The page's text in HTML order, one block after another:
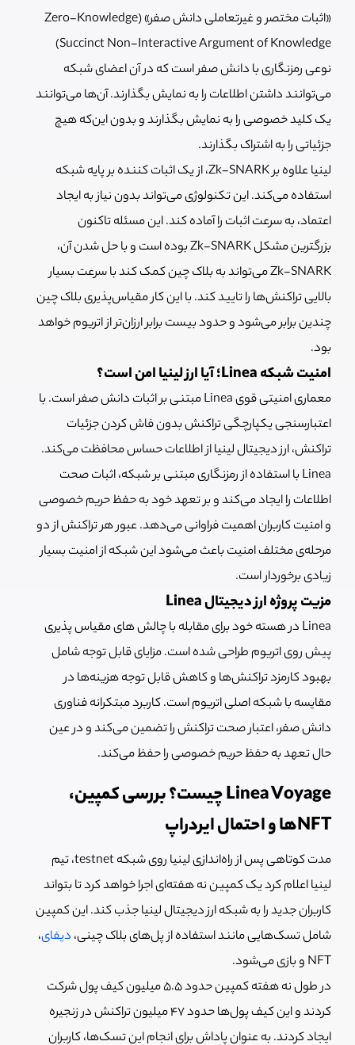
«اثبات مختصر و غیرتعاملی دانش صفر» (Zero-Knowledge
Succinct Non-Interactive Argument of Knowledge)
نوعی رمزنگاری با دانش صفر است که در آن اعضای شبکه
می‌توانند داشتن اطلاعات را به نمایش بگذارند. آن‌ها می‌توانند
یک کلید خصوصی را به نمایش بگذارند و بدون این‌که هیچ
جزئیاتی را به اشتراک بگذارند.
لینیا علاوه بر Zk-SNARK، از یک اثبات کننده بر پایه شبکه
استفاده می‌کند. این تکنولوژی می‌تواند بدون نیاز به ایجاد
اعتماد، به سرعت اثبات را آماده کند. این مسئله تاکنون
بزرگترین مشکل Zk-SNARK بوده است و با حل شدن آن،
Zk-SNARK می‌تواند به بلاک چین کمک کند با سرعت بسیار
بالایی تراکنش‌ها را تایید کند. با این کار مقیاس‌پذیری بلاک چین
چندین برابر می‌شود و حدود بیست برابر ارزان‌تر از اتریوم خواهد
بود.
امنیت شبکه Linea؛ آیا ارز لینیا امن است؟
معماری امنیتی قوی Linea مبتنی بر اثبات دانش صفر است. با
اعتبارسنجی یکپارچگی تراکنش بدون فاش کردن جزئیات
تراکنش، ارز دیجیتال لینیا از اطلاعات حساس محافظت می‌کند.
Linea با استفاده از رمزنگاری مبتنی بر شبکه، اثبات صحت
اطلاعات را ایجاد می‌کند و بر تعهد خود به حفظ حریم خصوصی
و امنیت کاربران اهمیت فراوانی می‌دهد. عبور هر تراکنش از دو
مرحله‌ی مختلف امنیت باعث می‌شود این شبکه از امنیت بسیار
زیادی برخوردار است.
مزیت پروژه ارز دیجیتال Linea
Linea در هسته خود برای مقابله با چالش های مقیاس پذیری
پیش روی اتریوم طراحی شده است. مزایای قابل توجه شامل
بهبود کارمزد تراکنش‌ها و کاهش قابل توجه هزینه‌ها در
مقایسه با شبکه اصلی اتریوم است. کاربرد مبتکرانه فناوری
دانش صفر، اعتبار صحت تراکنش را تضمین می‌کند و در عین
حال تعهد به حفظ حریم خصوصی را حفظ می‌کند.
Linea Voyage چیست؟ بررسی کمپین،
NFTها و احتمال ایردراپ
مدت کوتاهی پس از راه‌اندازی لینیا روی شبکه testnet، تیم
لینیا اعلام کرد یک کمپین نه هفته‌ای اجرا خواهد کرد تا بتواند
کاربران جدید را به شبکه ارز دیجیتال لینیا جذب کند. این کمپین
شامل تسک‌هایی مانند استفاده از پل‌های بلاک چینی، دیفای،
NFT و بازی می‌شود.
در طول نه هفته کمپین حدود ۵.۵ میلیون کیف پول شرکت
کردند و این کیف پول‌ها حدود ۴۷ میلیون تراکنش در زنجیره
ایجاد کردند. به عنوان پاداش برای انجام این تسک‌ها، کاربران